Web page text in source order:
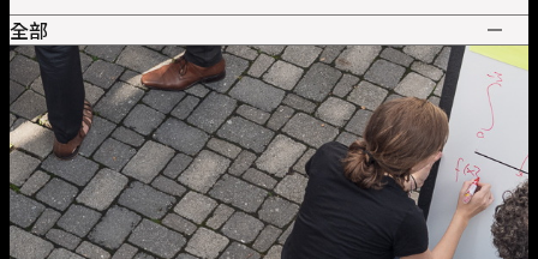
全部
全部
管理空間
主管桌
會議桌
主管沙發
接待會所
員工工作區
系統工作站
收納
辦公椅
高階主管皮椅
職員工作椅
協同合作
大廳沙發
簡報培訓